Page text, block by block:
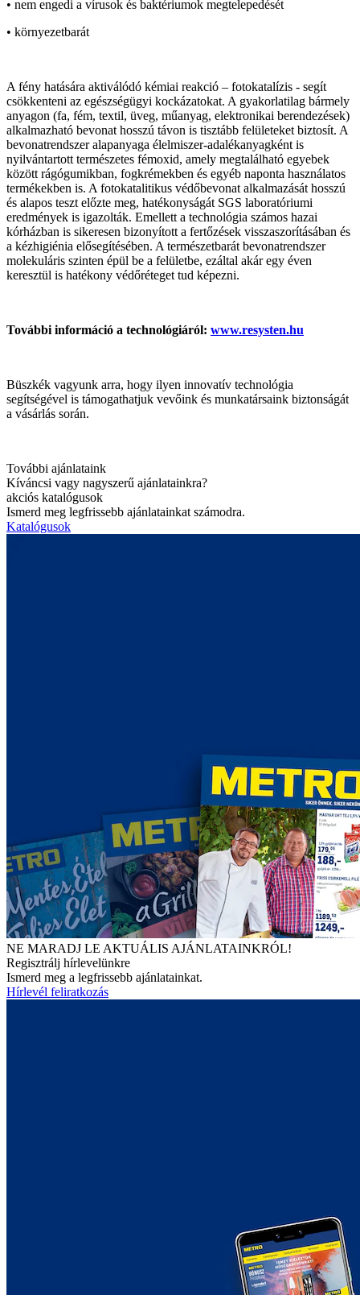
• nem engedi a vírusok és baktériumok megtelepedését
• környezetbarát
A fény hatására aktiválódó kémiai reakció – fotokatalízis - segít
csökkenteni az egészségügyi kockázatokat. A gyakorlatilag bármely
anyagon (fa, fém, textil, üveg, műanyag, elektronikai berendezések)
alkalmazható bevonat hosszú távon is tisztább felületeket biztosít. A
bevonatrendszer alapanyaga élelmiszer-adalékanyagként is
nyilvántartott természetes fémoxid, amely megtalálható egyebek
között rágógumikban, fogkrémekben és egyéb naponta használatos
termékekben is. A fotokatalitikus védőbevonat alkalmazását hosszú
és alapos teszt előzte meg, hatékonyságát SGS laboratóriumi
eredmények is igazolták. Emellett a technológia számos hazai
kórházban is sikeresen bizonyított a fertőzések visszaszorításában és
a kézhigiénia elősegítésében. A természetbarát bevonatrendszer
molekuláris szinten épül be a felületbe, ezáltal akár egy éven
keresztül is hatékony védőréteget tud képezni.
További információ a technológiáról: www.resysten.hu
Büszkék vagyunk arra, hogy ilyen innovatív technológia
segítségével is támogathatjuk vevőink és munkatársaink biztonságát
a vásárlás során.
További ajánlataink
Kíváncsi vagy nagyszerű ajánlatainkra?
akciós katalógusok
Ismerd meg legfrissebb ajánlatainkat számodra.
Katalógusok
NE MARADJ LE AKTUÁLIS AJÁNLATAINKRÓL!
Regisztrálj hírlevelünkre
Ismerd meg a legfrissebb ajánlatainkat.
Hírlevél feliratkozás